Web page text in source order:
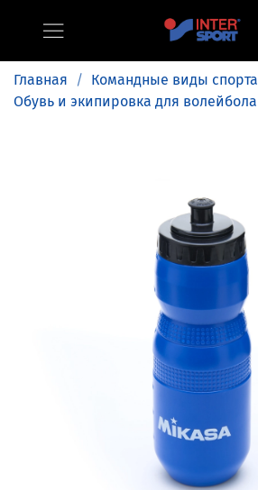
Главная Командные виды спорта
Обувь и экипировка для волейбола